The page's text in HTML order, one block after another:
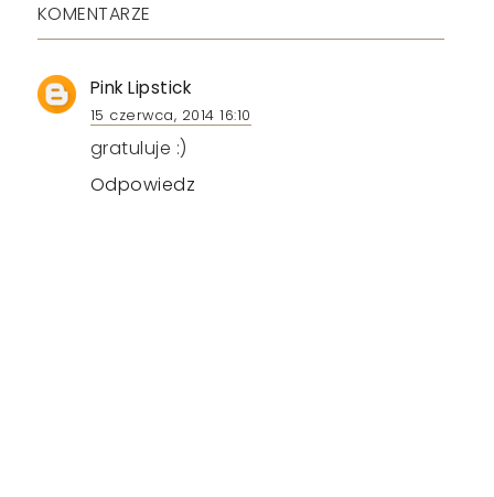
KOMENTARZE
Pink Lipstick
15 czerwca, 2014 16:10
gratuluje :)
Odpowiedz